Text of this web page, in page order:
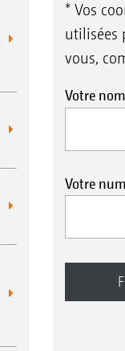
* Vos
utilisées
vous,
Votre nom
Votre